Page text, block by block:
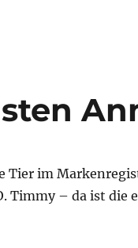
Tier im
Timmy – da ist